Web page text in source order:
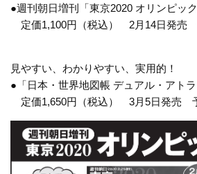
●週刊朝日増刊「東京2020 オリンピック
定価1,100円（税込） 2月14日発売
見やすい、わかりやすい、実用的！
●「日本・世界地図帳 デュアル・アトラ
定価1,650円（税込） 3月5日発売